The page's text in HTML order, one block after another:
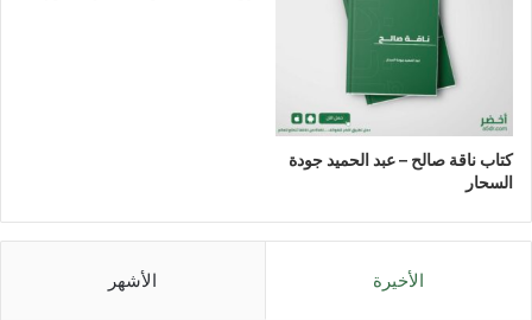
كتاب ناقة صالح – عبد الحميد جودة
السحار
الأخيرة الأشهر